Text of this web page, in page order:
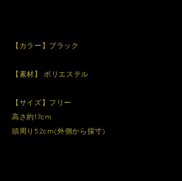
【カラー】ブラック
【素材】 ポリエステル
【サイズ】フリー
高さ約17cm
頭周り52cm(外側から採寸)